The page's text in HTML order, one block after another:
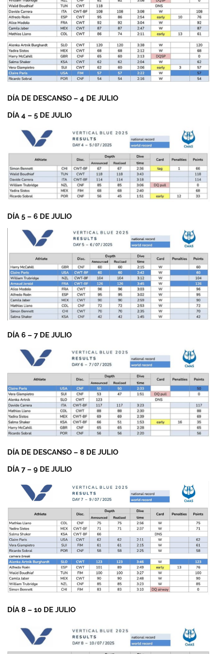
DÍA DE DESCANSO – 4 DE JULIO
DÍA 4 – 5 DE JULIO
DÍA 5 – 6 DE JULIO
DÍA 6 – 7 DE JULIO
DÍA DE DESCANSO – 8 DE JULIO
DÍA 7 – 9 DE JULIO
DÍA 8 – 10 DE JULIO